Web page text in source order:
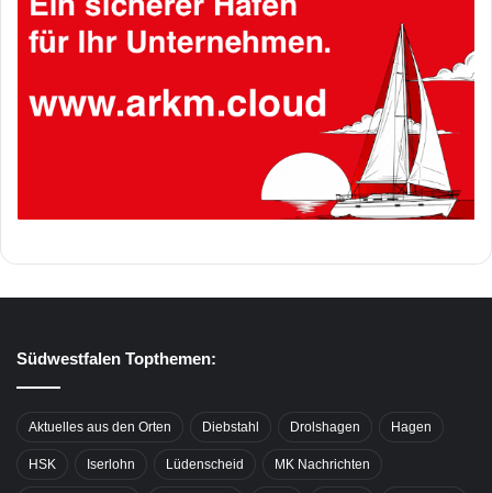
Südwestfalen Topthemen:
Aktuelles aus den Orten Diebstahl Drolshagen Hagen
HSK Iserlohn Lüdenscheid MK Nachrichten